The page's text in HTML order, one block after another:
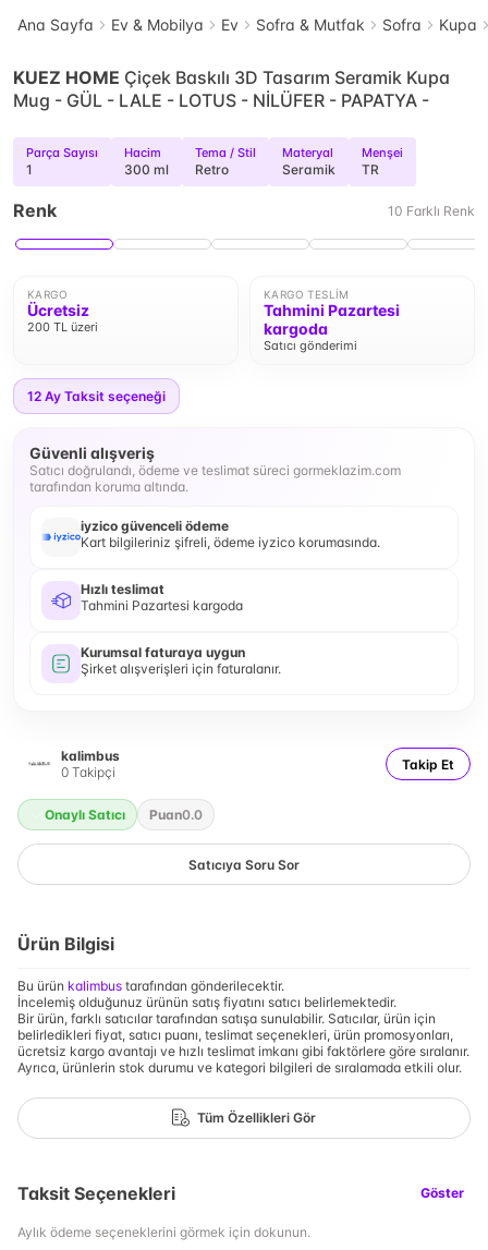
Ana Sayfa Ev & Mobilya Ev Sofra & Mutfak Sofra Kupa
KUEZ HOME Çiçek Baskılı 3D Tasarım Seramik Kupa
Mug - GÜL - LALE - LOTUS - NİLÜFER - PAPATYA -
Parça Sayısı
1
Hacim
300 ml
Tema / Stil
Retro
Materyal
Seramik
Menşei
TR
Renk 10 Farklı Renk
KARGO
Ücretsiz
200 TL üzeri
KARGO TESLIM
Tahmini Pazartesi
kargoda
Satıcı gönderimi
12 Ay Taksit seçeneği
Güvenli alışveriş
Satıcı doğrulandı, ödeme ve teslimat süreci gormeklazim.com
tarafından koruma altında.
iyzico güvenceli ödeme
Kart bilgileriniz şifreli, ödeme iyzico korumasında.
Hızlı teslimat
Tahmini Pazartesi kargoda
Kurumsal faturaya uygun
Şirket alışverişleri için faturalanır.
kalimbus
0 Takipçi Takip Et
Onaylı Satıcı Puan0.0
Satıcıya Soru Sor
Ürün Bilgisi
Bu ürün kalimbus tarafından gönderilecektir.
İncelemiş olduğunuz ürünün satış fiyatını satıcı belirlemektedir.
Bir ürün, farklı satıcılar tarafından satışa sunulabilir. Satıcılar, ürün için
belirledikleri fiyat, satıcı puanı, teslimat seçenekleri, ürün promosyonları,
ücretsiz kargo avantajı ve hızlı teslimat imkanı gibi faktörlere göre sıralanır.
Ayrıca, ürünlerin stok durumu ve kategori bilgileri de sıralamada etkili olur.
Tüm Özellikleri Gör
Taksit Seçenekleri Göster
Aylık ödeme seçeneklerini görmek için dokunun.